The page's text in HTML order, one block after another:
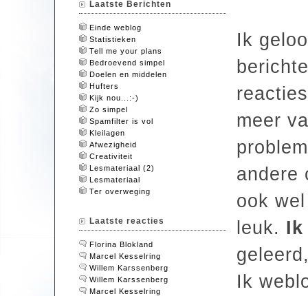
Laatste Berichten
Einde weblog
Statistieken
Tell me your plans
Bedroevend simpel
Doelen en middelen
Hufters
Kijk nou...:-)
Zo simpel
Spamfilter is vol
Kleilagen
Afwezigheid
Creativiteit
Lesmateriaal (2)
Lesmateriaal
Ter overweging
Laatste reacties
Florina Blokland
Marcel Kesselring
Willem Karssenberg
Willem Karssenberg
Marcel Kesselring
Ik
meer
andere
ook
leuk. Ik
Ik